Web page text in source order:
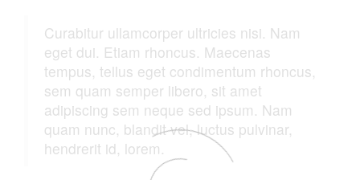
Curabitur ullamcorper ultricies nisi. Nam
eget dui. Etiam rhoncus. Maecenas
tempus, tellus eget condimentum rhoncus,
sem quam semper libero, sit amet
adipiscing sem neque sed ipsum. Nam
quam nunc, blandit vel, luctus pulvinar,
hendrerit id, lorem.